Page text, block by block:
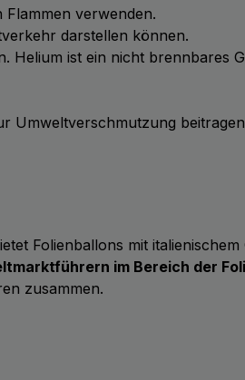
verwenden.
darstellen können.
ist ein nicht brennbares
Umweltverschmutzung
Folienballons mit
im Bereich der
zusammen.